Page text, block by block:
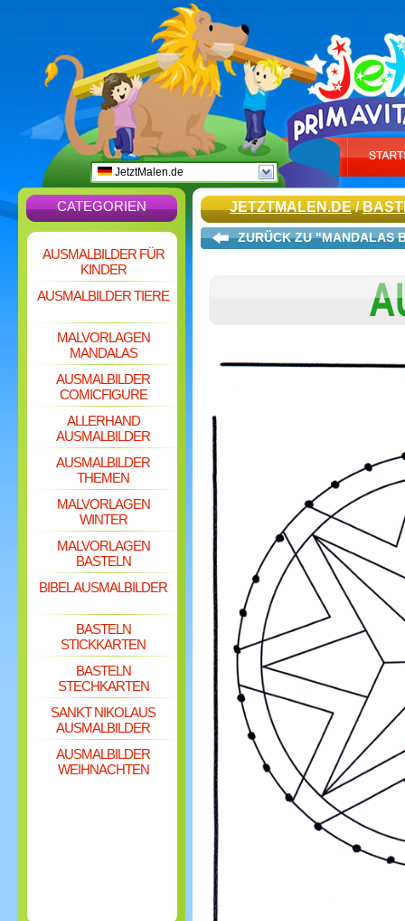
JetztMalen.de
CATEGORIEN
AUSMALBILDER FÜR
KINDER
AUSMALBILDER TIERE
MALVORLAGEN
MANDALAS
AUSMALBILDER
COMICFIGURE
ALLERHAND
AUSMALBILDER
AUSMALBILDER
THEMEN
MALVORLAGEN
WINTER
MALVORLAGEN
BASTELN
BIBEL AUSMALBILDER
BASTELN
STICKKARTEN
BASTELN
STECHKARTEN
SANKT NIKOLAUS
AUSMALBILDER
AUSMALBILDER
WEIHNACHTEN
JETZTMALEN.DE/
ZURÜCK ZU "MANDALAS